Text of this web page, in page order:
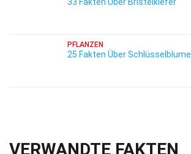
PFLANZEN
25 Fakten Über Schlüsselblume
VERWANDTE FAKTEN